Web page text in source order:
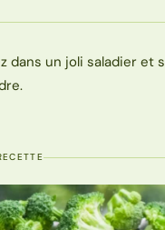
dans un joli saladier et